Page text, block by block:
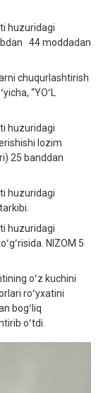
huzuridagi
44 moddadan
chuqurlashtirish
“YOʻL
huzuridagi
lozim
25 banddan
huzuridagi
huzuridagi
NIZOM 5
oʻz kuchini
roʻyxatini
bogʻliq
oʻtdi.